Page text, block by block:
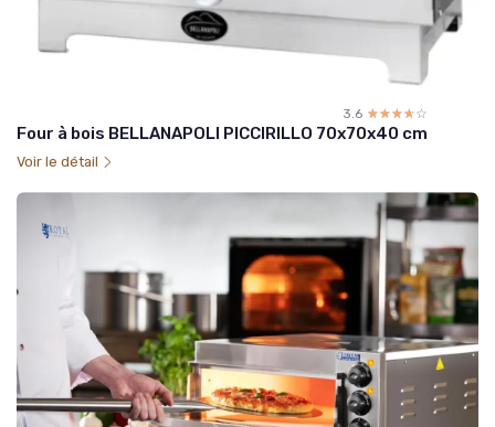
3.6 ☆☆☆☆☆
★★★★★
Four à bois BELLANAPOLI PICCIRILLO 70x70x40 cm
Voir le détail